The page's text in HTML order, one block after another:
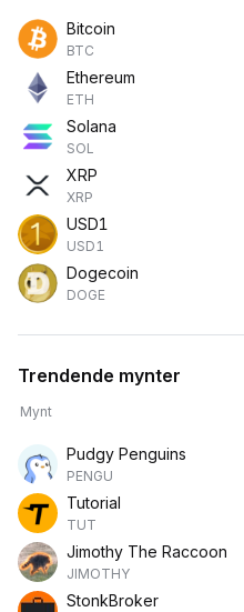
Bitcoin
BTC
Ethereum
ETH
Solana
SOL
XRP
XRP
USD1
USD1
Dogecoin
DOGE
Trendende mynter
Mynt
Pudgy Penguins
PENGU
Tutorial
TUT
Jimothy The Raccoon
JIMOTHY
StonkBroker